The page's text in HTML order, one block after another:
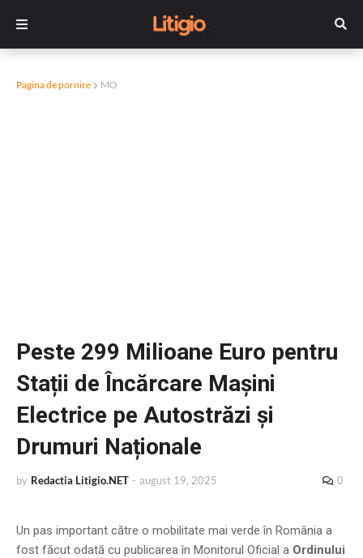
Pagina de pornire MO
Peste 299 Milioane Euro pentru
Stații de Încărcare Mașini
Electrice pe Autostrăzi și
Drumuri Naționale
by Redactia Litigio.NET - august 19, 2025 0
Un pas important către o mobilitate mai verde în România a
fost făcut odată cu publicarea în Monitorul Oficial a Ordinului